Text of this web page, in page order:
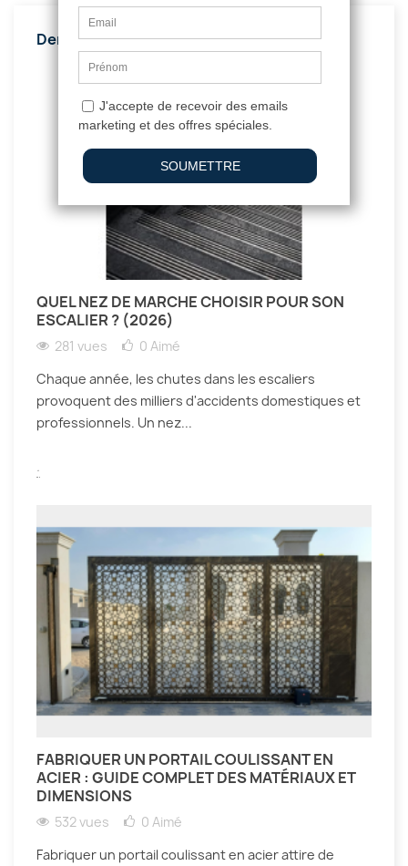
Derniers articles
QUEL NEZ DE MARCHE CHOISIR POUR SON
ESCALIER ? (2026)
281 vues 0 Aimé
Chaque année, les chutes dans les escaliers
provoquent des milliers d'accidents domestiques et
professionnels. Un nez...
.
FABRIQUER UN PORTAIL COULISSANT EN
ACIER : GUIDE COMPLET DES MATÉRIAUX ET
DIMENSIONS
532 vues 0 Aimé
Fabriquer un portail coulissant en acier attire de